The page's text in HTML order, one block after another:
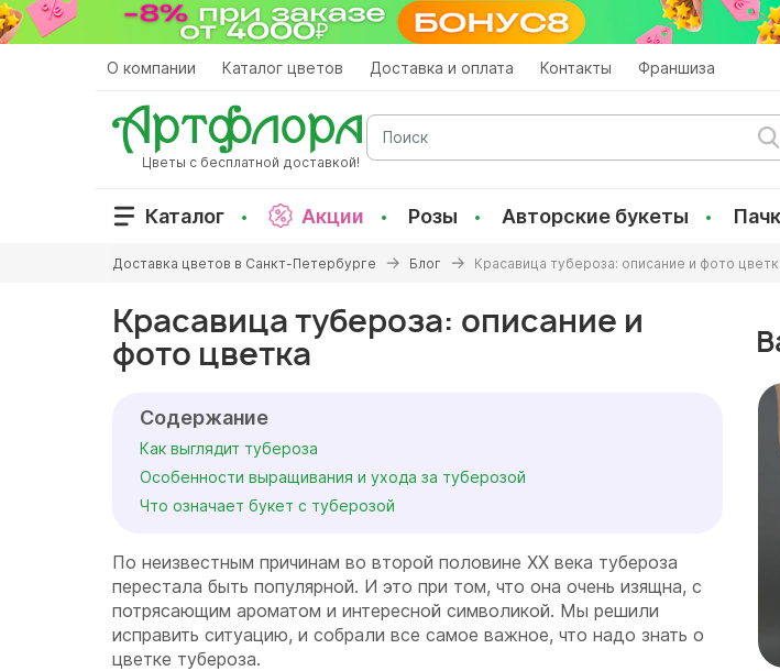
Перейти
к
О компании Каталог цветов Доставка и оплата Контакты Франшиза
Цветы с бесплатной доставкой!
Поиск
Каталог Акции Розы Авторские букеты
здесь
Доставка цветов в Санкт-Петербурге Блог Красавица тубероза: описание и фото
Красавица тубероза: описание и
фото цветка
Содержание
Как выглядит тубероза
Особенности выращивания и ухода за туберозой
Что означает букет с туберозой
По неизвестным причинам во второй половине ХХ века тубероза
перестала быть популярной. И это при том, что она очень изящна, с
потрясающим ароматом и интересной символикой. Мы решили
исправить ситуацию, и собрали все самое важное, что надо знать о
цветке тубероза.